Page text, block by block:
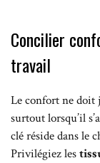
Concilier
travail
Le confort ne doit
surtout lorsqu’il
clé réside dans le
Privilégiez les